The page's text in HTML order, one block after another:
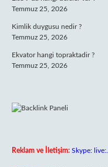
Temmuz 25, 2026
Kimlik duygusu nedir ?
Temmuz 25, 2026
Ekvator hangi topraktadir ?
Temmuz 25, 2026
Reklam ve İletişim: Skype: